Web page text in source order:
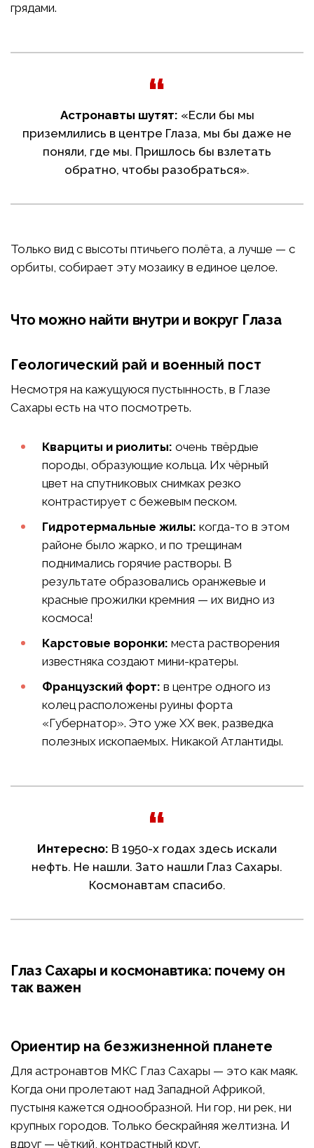
грядами.
Астронавты шутят: «Если бы мы
приземлились в центре Глаза, мы бы даже не
поняли, где мы. Пришлось бы взлетать
обратно, чтобы разобраться».
Только вид с высоты птичьего полёта, а лучше — с
орбиты, собирает эту мозаику в единое целое.
Что можно найти внутри и вокруг Глаза
Геологический рай и военный пост
Несмотря на кажущуюся пустынность, в Глазе
Сахары есть на что посмотреть.
Кварциты и риолиты: очень твёрдые
породы, образующие кольца. Их чёрный
цвет на спутниковых снимках резко
контрастирует с бежевым песком.
Гидротермальные жилы: когда-то в этом
районе было жарко, и по трещинам
поднимались горячие растворы. В
результате образовались оранжевые и
красные прожилки кремния — их видно из
космоса!
Карстовые воронки: места растворения
известняка создают мини-кратеры.
Французский форт: в центре одного из
колец расположены руины форта
«Губернатор». Это уже XX век, разведка
полезных ископаемых. Никакой Атлантиды.
Интересно: В 1950-х годах здесь искали
нефть. Не нашли. Зато нашли Глаз Сахары.
Космонавтам спасибо.
Глаз Сахары и космонавтика: почему он
так важен
Ориентир на безжизненной планете
Для астронавтов МКС Глаз Сахары — это как маяк.
Когда они пролетают над Западной Африкой,
пустыня кажется однообразной. Ни гор, ни рек, ни
крупных городов. Только бескрайняя желтизна. И
вдруг — чёткий, контрастный круг.